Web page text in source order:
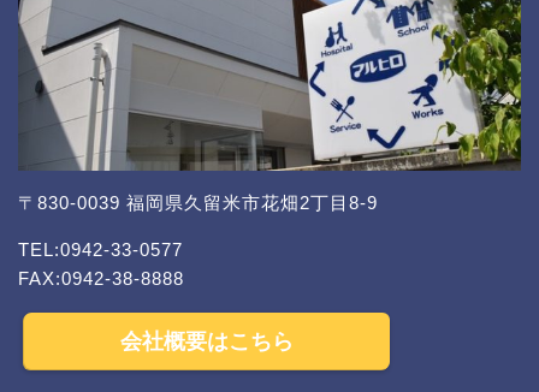
〒830-0039 福岡県久留米市花畑2丁目8-9
TEL:0942-33-0577
FAX:0942-38-8888
会社概要はこちら